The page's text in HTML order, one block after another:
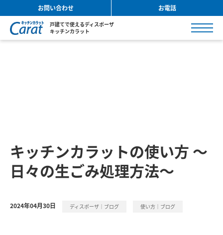
お問い合わせ お電話
戸建てで使えるディスポーザ
キッチンカラット
キッチンカラットの使い方 ～
日々の生ごみ処理方法～
2024年04月30日 ディスポーザ｜ブログ 使い方｜ブログ